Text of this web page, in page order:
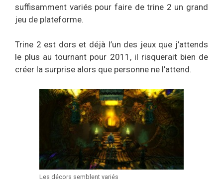
suffisamment variés pour faire de trine 2 un grand
jeu de plateforme.
Trine 2 est dors et déjà l’un des jeux que j’attends
le plus au tournant pour 2011, il risquerait bien de
créer la surprise alors que personne ne l’attend.
Les décors semblent variés